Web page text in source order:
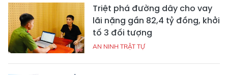
Triệt phá đường dây cho vay
lãi nặng gần 82,4 tỷ đồng, khởi
tố 3 đối tượng
AN NINH TRẬT TỰ